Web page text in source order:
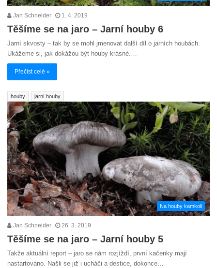
Jan Schneider 1. 4. 2019
Těšíme se na jaro – Jarní houby 6
Jarní skvosty – tak by se mohl jmenovat další díl o jarních houbách.
Ukážeme si, jak dokážou být houby krásné.…
Přečíst celé »
houby jarní houby
Na houby kamkoli
Jan Schneider 26. 3. 2019
Těšíme se na jaro – Jarní houby 5
Takže aktuální report – jaro se nám rozjíždí, první kačenky mají
nastartováno. Našli se již i ucháči a destice, dokonce…